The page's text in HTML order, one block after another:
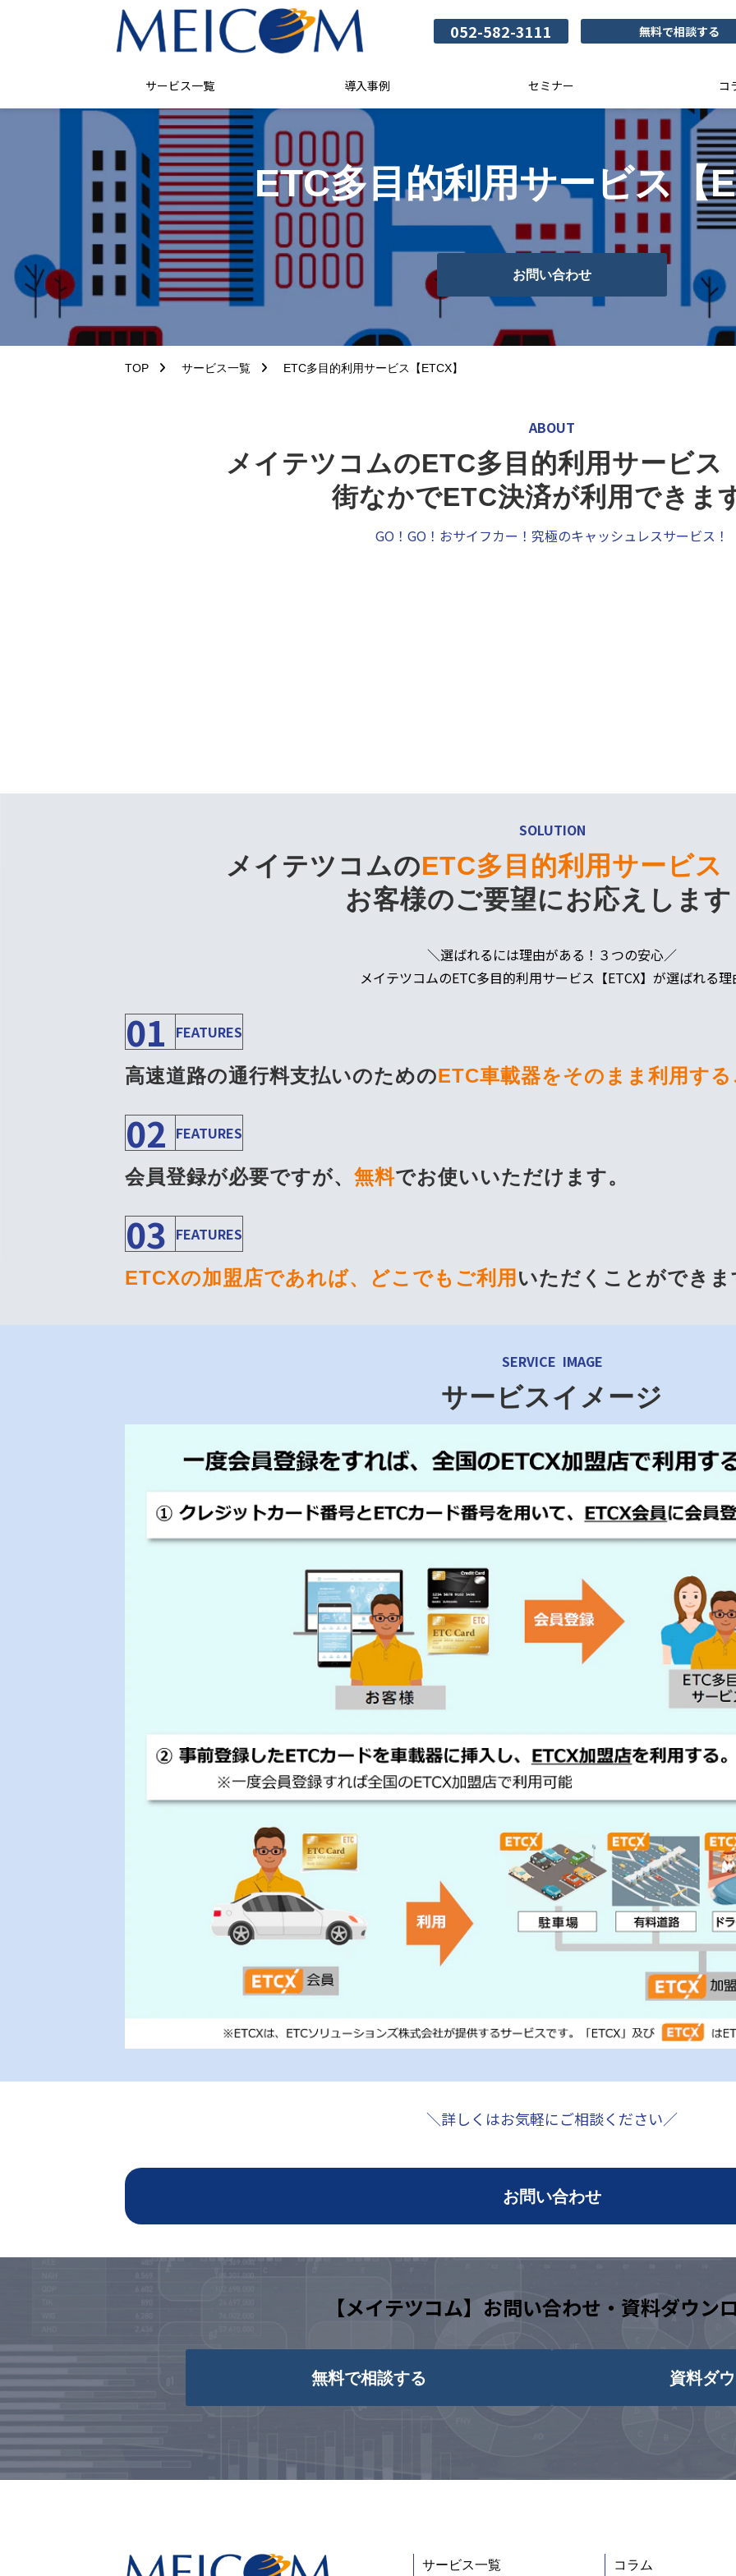
052-582-3111 無料で相談する
サービス一覧 導入事例 セミナー コ
ETC多目的利用サービス【
お問い合わせ
TOP サービス一覧 ETC多目的利用サービス【ETCX】
ABOUT
メイテツコムのETC多目的利用サービス
街なかでETC決済が利用できま
GO！GO！おサイフカー！究極のキャッシュレスサービス！
SOLUTION
メイテツコムのETC多目的利用サービス
お客様のご要望にお応えしま
＼選ばれるには理由がある！３つの安心／
メイテツコムのETC多目的利用サービス【ETCX】が選ばれる理
01 FEATURES
高速道路の通行料支払いのためのETC車載器をそのまま利用す
02 FEATURES
会員登録が必要ですが、 無料でお使いいただけます。
03 FEATURES
ETCXの加盟店であれば、どこでもご利用 いただくことができま
SERVICE IMAGE
サービスイメージ
＼詳しくはお気軽にご相談ください／
お問い合わせ
【メイテツコム】お問い合わせ・資料ダウン
無料で相談する 資料ダ
サービス一覧 コラム